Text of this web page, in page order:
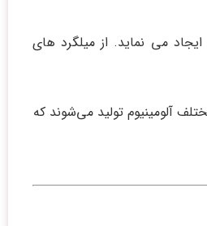
می نماید. از میلگرد های
آلومینیوم تولید می‌شوند که